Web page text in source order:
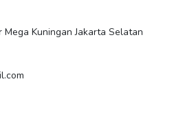
Kuningan Jakarta Selatan